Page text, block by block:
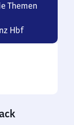
Themen
Hbf